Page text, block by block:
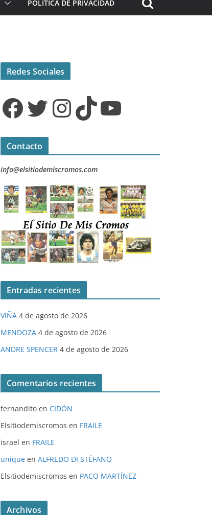
POLÍTICA DE PRIVACIDAD
Redes Sociales
Facebook Twitter InstagramTikTok YouTube
Contacto
info@elsitiodemiscromos.com
Entradas recientes
VIÑA 4 de agosto de 2026
MENDOZA 4 de agosto de 2026
ANDRE SPENCER 4 de agosto de 2026
Comentarios recientes
fernandito en CIDÓN
Elsitiodemiscromos en FRAILE
israel en FRAILE
unique en ALFREDO DI STÉFANO
Elsitiodemiscromos en PACO MARTÍNEZ
Archivos